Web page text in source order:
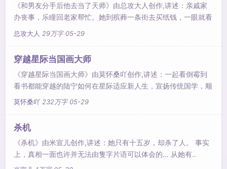
《和男友分手后他去当了天师》由总攻大人创作,讲述：亲戚家
办丧事，乐瞳回老家帮忙。她到殡葬一条街去买纸钱，一眼就看
见角落里一家《天堂..
总攻大人 29万字 05-29
穿越星际当国画大师
《穿越星际当国画大师》由莫怀桑吖创作,讲述：一起看倒霉到
看书都能穿越的陆宁如何在星际适应新人生，宣扬传统国学，顺
带拐走帝国之..
莫怀桑吖 232万字 05-29
杀机
《杀机》由米宣儿创作,讲述：她只有十五岁，却杀了人。 事实
上，真相一面也许并无法由隻字片语可以体会的… 从她有..